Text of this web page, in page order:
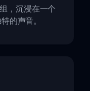
，沉浸在一个
的声音。